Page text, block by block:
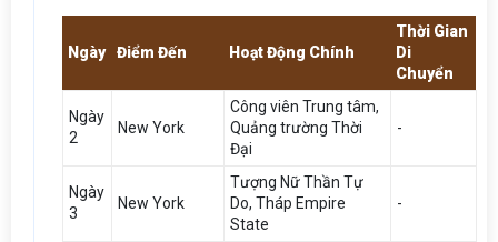
Ngày Điểm Đến Hoạt Động Chính
Thời Gian
Di
Chuyển
Ngày
2
New York
Công viên Trung tâm,
Quảng trường Thời
Đại
-
Ngày
3
New York
Tượng Nữ Thần Tự
Do, Tháp Empire
State
-